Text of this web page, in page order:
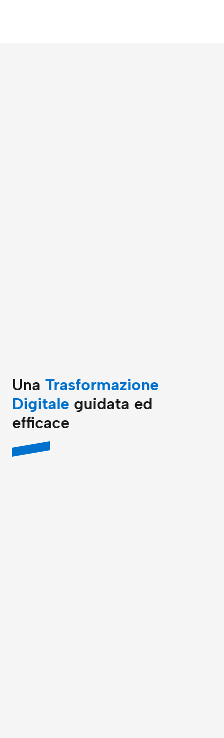
Una Trasformazione
Digitale guidata ed
efficace